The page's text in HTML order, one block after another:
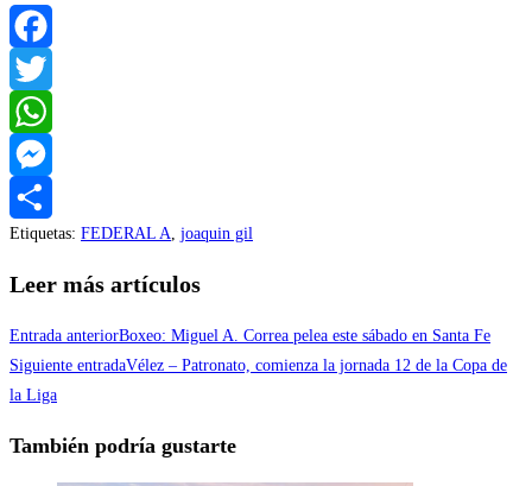
Facebook
Twitter
WhatsApp
Messenger
Compartir
Etiquetas: FEDERAL A joaquin gil
Leer más artículos
Entrada anteriorBoxeo: Miguel A. Correa pelea este sábado en Santa Fe
Siguiente entradaVélez – Patronato, comienza la jornada 12 de la Copa de
la Liga
También podría gustarte